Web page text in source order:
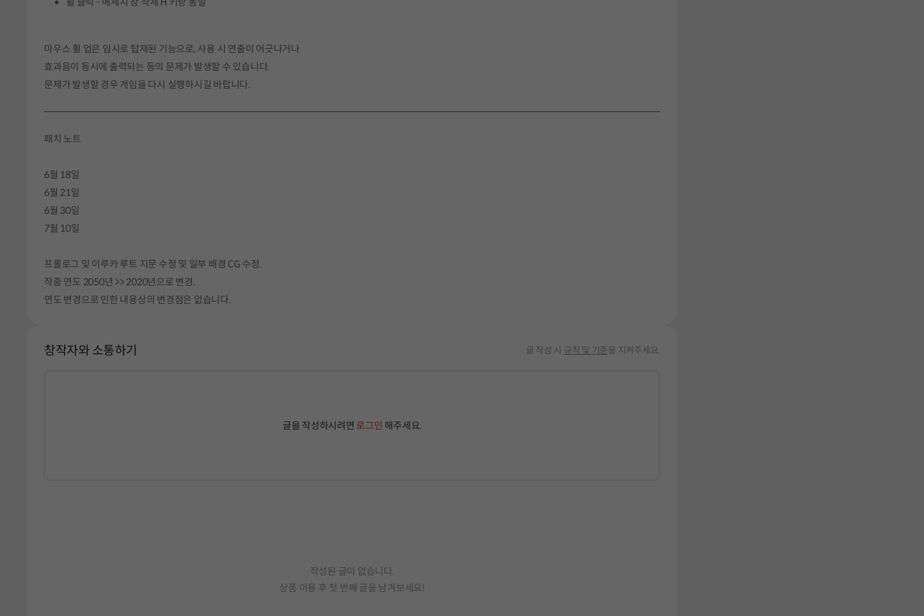
마우스 휠 업은 임시로 탑재된 기능으로, 사용 시 연출이 어긋나거나
효과음이 동시에 출력되는 등의 문제가 발생할 수 있습니다.
문제가 발생할 경우 게임을 다시 실행하시길 바랍니다.
패치 노트
6월 18일
6월 21일
6월 30일
7월 10일
프롤로그 및 이루카 루트 지문 수정 및 일부 배경 CG 수정.
작중 연도 2050년 >> 2020년으로 변경.
연도 변경으로 인한 내용상의 변경점은 없습니다.
창작자와 소통하기 글 작성 시 규칙 및 기준을 지켜주세요.
글을 작성하시려면 로그인 해주세요.
작성된 글이 없습니다.
상품 이용 후 첫 번째 글을 남겨보세요!